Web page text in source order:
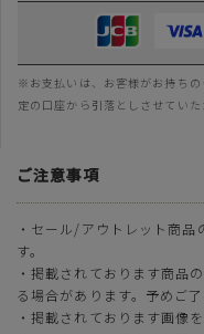
※お支払いは、お客様がお持ち
定の口座から引落としさせていた
ご注意事項
・セール/アウトレット商
す。
・掲載されております商品
る場合があります。予めご了
・掲載されております画像